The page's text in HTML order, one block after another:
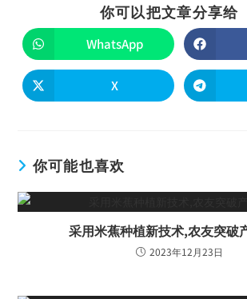
你可以把文章分享给
WhatsApp
X
你可能也喜欢
采用米蕉种植新技术,农友突破
2023年12月23日